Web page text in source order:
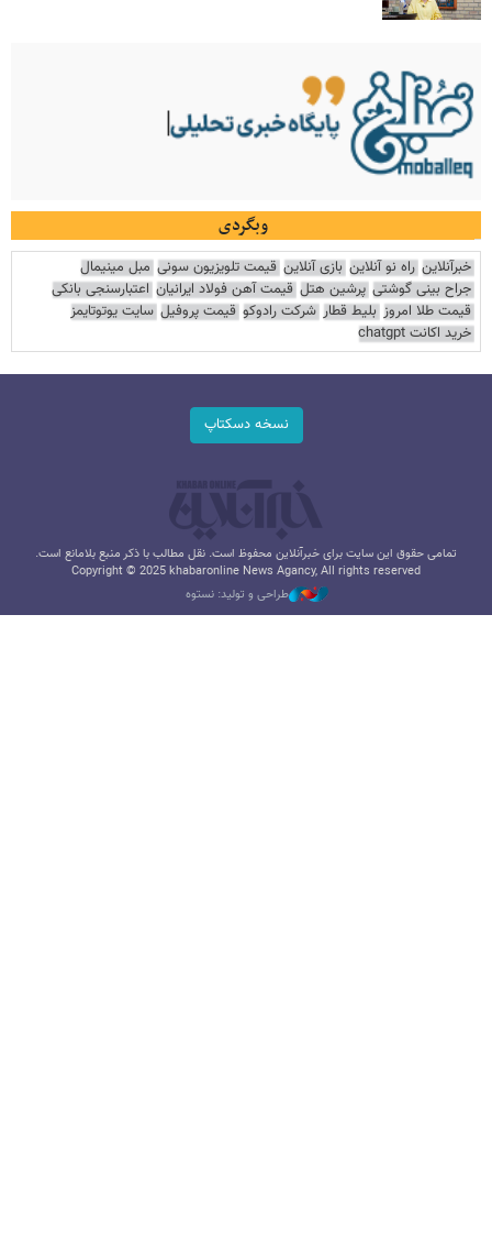
وبگردی
خبرآنلاین راه نو آنلاین بازی آنلاین قیمت تلویزیون سونی مبل مینیمال
جراح بینی گوشتی پرشین هتل قیمت آهن فولاد ایرانیان اعتبارسنجی بانکی
قیمت طلا امروز بلیط قطار شرکت رادوکو قیمت پروفیل سایت یوتوتایمز
خرید اکانت chatgpt
نسخه دسکتاپ
تمامی حقوق این سایت برای خبرآنلاین محفوظ است. نقل مطالب با ذکر منبع بلامانع است.
Copyright © 2025 khabaronline News Agancy, All rights reserved
طراحی و تولید: نستوه